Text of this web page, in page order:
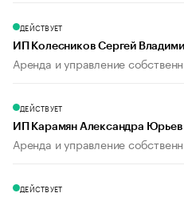
ДЕЙСТВУЕТ
ИП Колесников Сергей
Аренда и управление
ДЕЙСТВУЕТ
ИП Карамян Александра
Аренда и управление
ДЕЙСТВУЕТ